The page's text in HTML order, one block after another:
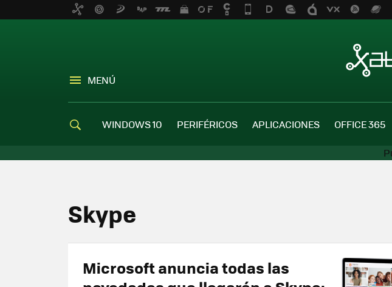
MENÚ
WINDOWS 10 PERIFÉRICOS APLICACIONES OFFICE 365
Skype
Microsoft anuncia todas las